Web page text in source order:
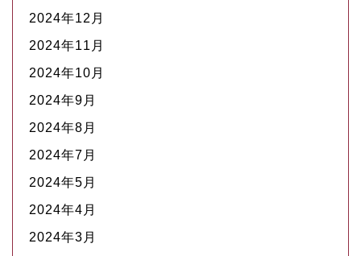
2024年12月
2024年11月
2024年10月
2024年9月
2024年8月
2024年7月
2024年5月
2024年4月
2024年3月